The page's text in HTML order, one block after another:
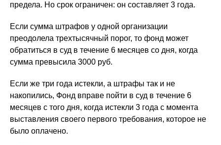
предела. Но срок ограничен: он составляет 3 года.
Если сумма штрафов у одной организации
преодолела трехтысячный порог, то фонд может
обратиться в суд в течение 6 месяцев со дня, когда
сумма превысила 3000 руб.
Если же три года истекли, а штрафы так и не
накопились, Фонд вправе пойти в суд в течение 6
месяцев с того дня, когда истекли 3 года с момента
выставления своего первого требования, которое не
было оплачено.